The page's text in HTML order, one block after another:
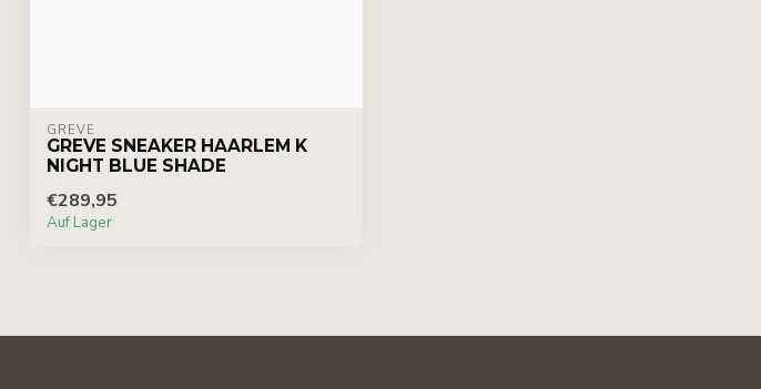
GREVE
GREVE SNEAKER HAARLEM K
NIGHT BLUE SHADE
€289,95
Auf Lager